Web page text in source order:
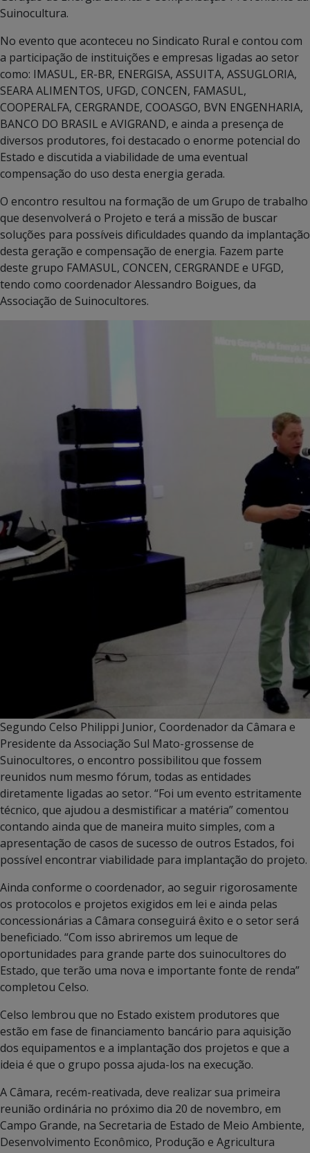
Suinocultura.
No evento que aconteceu no Sindicato Rural e contou com
a participação de instituições e empresas ligadas ao setor
como: IMASUL, ER-BR, ENERGISA, ASSUITA, ASSUGLORIA,
SEARA ALIMENTOS, UFGD, CONCEN, FAMASUL,
COOPERALFA, CERGRANDE, COOASGO, BVN ENGENHARIA,
BANCO DO BRASIL e AVIGRAND, e ainda a presença de
diversos produtores, foi destacado o enorme potencial do
Estado e discutida a viabilidade de uma eventual
compensação do uso desta energia gerada.
O encontro resultou na formação de um Grupo de trabalho
que desenvolverá o Projeto e terá a missão de buscar
soluções para possíveis dificuldades quando da implantação
desta geração e compensação de energia. Fazem parte
deste grupo FAMASUL, CONCEN, CERGRANDE e UFGD,
tendo como coordenador Alessandro Boigues, da
Associação de Suinocultores.
Segundo Celso Philippi Junior, Coordenador da Câmara e
Presidente da Associação Sul Mato-grossense de
Suinocultores, o encontro possibilitou que fossem
reunidos num mesmo fórum, todas as entidades
diretamente ligadas ao setor. “Foi um evento estritamente
técnico, que ajudou a desmistificar a matéria” comentou
contando ainda que de maneira muito simples, com a
apresentação de casos de sucesso de outros Estados, foi
possível encontrar viabilidade para implantação do projeto.
Ainda conforme o coordenador, ao seguir rigorosamente
os protocolos e projetos exigidos em lei e ainda pelas
concessionárias a Câmara conseguirá êxito e o setor será
beneficiado. “Com isso abriremos um leque de
oportunidades para grande parte dos suinocultores do
Estado, que terão uma nova e importante fonte de renda”
completou Celso.
Celso lembrou que no Estado existem produtores que
estão em fase de financiamento bancário para aquisição
dos equipamentos e a implantação dos projetos e que a
ideia é que o grupo possa ajuda-los na execução.
A Câmara, recém-reativada, deve realizar sua primeira
reunião ordinária no próximo dia 20 de novembro, em
Campo Grande, na Secretaria de Estado de Meio Ambiente,
Desenvolvimento Econômico, Produção e Agricultura